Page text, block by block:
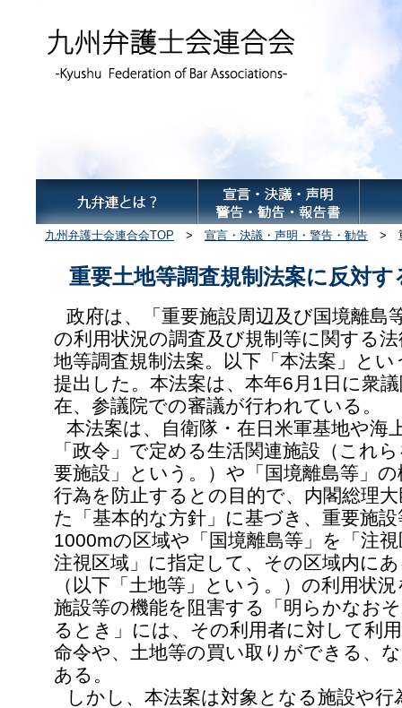
九州弁護士会連合会TOP > 宣言・決議・声明・警告・勧告 > 重
重要土地等調査規制法案に反対す
政府は、「重要施設周辺及び国境離島
の利用状況の調査及び規制等に関する
地等調査規制法案。以下「本法案」と
提出した。本法案は、本年6月1日に衆
在、参議院での審議が行われている。
本法案は、自衛隊・在日米軍基地や海
「政令」で定める生活関連施設（これ
要施設」という。）や「国境離島等」
行為を防止するとの目的で、内閣総理
た「基本的な方針」に基づき、重要施
1000mの区域や「国境離島等」を「注
注視区域」に指定して、その区域内に
（以下「土地等」という。）の利用状
施設等の機能を阻害する「明らかなお
るとき」には、その利用者に対して利
命令や、土地等の買い取りができる、
ある。
しかし、本法案は対象となる施設や